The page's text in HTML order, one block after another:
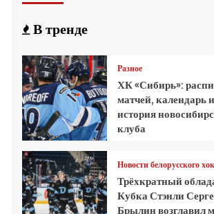
В тренде
Разное
ХК «Сибирь»:
матчей, календарь
история
клуба
Новости белорусского
Трёхкратный
Кубка Стэнли
Брылин возглавил